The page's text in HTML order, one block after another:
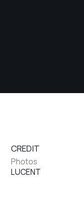
CREDIT
Photos
LUCENT